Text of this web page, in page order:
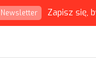
Newsletter Zapisz się,